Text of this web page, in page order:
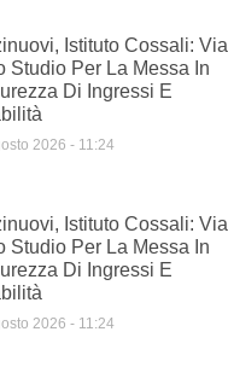
Istituto Cossali: Via
Studio Per La Messa In
Di Ingressi E
2026 11:24
Istituto Cossali: Via
Studio Per La Messa In
Di Ingressi E
2026 11:24